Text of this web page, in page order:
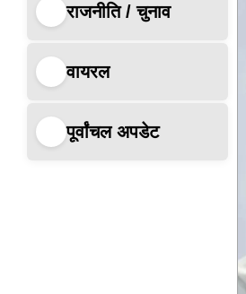
राजनीति / चुनाव
वायरल
पूर्वांचल अपडेट